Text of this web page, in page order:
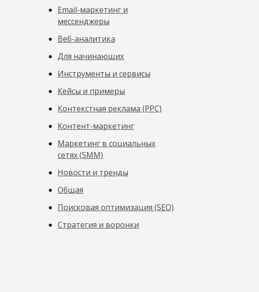
Email-маркетинг и
мессенджеры
Веб-аналитика
Для начинающих
Инструменты и сервисы
Кейсы и примеры
Контекстная реклама (PPC)
Контент-маркетинг
Маркетинг в социальных
сетях (SMM)
Новости и тренды
Общая
Поисковая оптимизация (SEO)
Стратегия и воронки